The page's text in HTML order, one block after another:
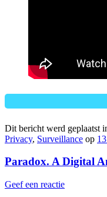
Dit bericht werd geplaatst
Privacy, Surveillance op
Paradox. A Digital
Geef een reactie